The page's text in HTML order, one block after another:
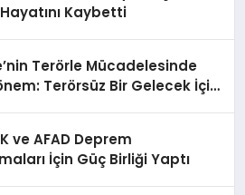
Kaybetti
Terörle Mücadelesinde
Terörsüz Bir Gelecek İçin
ve AFAD Deprem
İçin Güç Birliği Yaptı